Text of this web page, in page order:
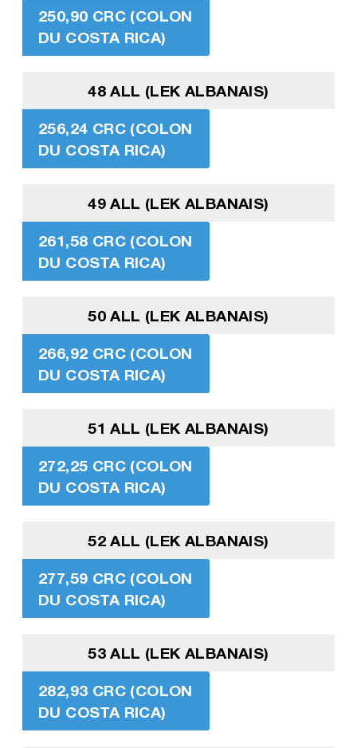
250,90 CRC (COLON
DU COSTA RICA)
48 ALL (LEK ALBANAIS)
256,24 CRC (COLON
DU COSTA RICA)
49 ALL (LEK ALBANAIS)
261,58 CRC (COLON
DU COSTA RICA)
50 ALL (LEK ALBANAIS)
266,92 CRC (COLON
DU COSTA RICA)
51 ALL (LEK ALBANAIS)
272,25 CRC (COLON
DU COSTA RICA)
52 ALL (LEK ALBANAIS)
277,59 CRC (COLON
DU COSTA RICA)
53 ALL (LEK ALBANAIS)
282,93 CRC (COLON
DU COSTA RICA)